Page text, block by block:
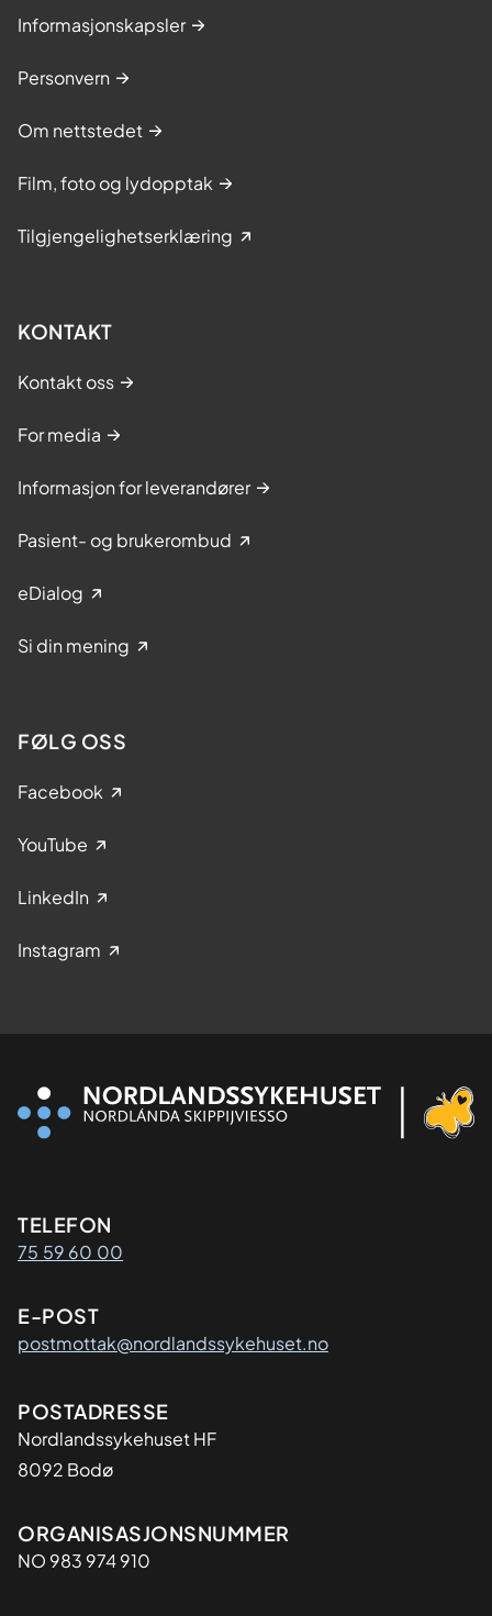
Informasjonskapsler
Personvern
Om nettstedet
Film, foto og lydopptak
Tilgjengelighetserklæring
KONTAKT
Kontakt oss
For media
Informasjon for leverandører
Pasient- og brukerombud
eDialog
Si din mening
FØLG OSS
Facebook
YouTube
LinkedIn
Instagram
Kontaktinformasjon
TELEFON
75 59 60 00
E-POST
postmottak@nordlandssykehuset.no
Adresse
POSTADRESSE
Nordlandssykehuset HF
8092 Bodø
Organisasjon
ORGANISASJONSNUMMER
NO 983 974 910